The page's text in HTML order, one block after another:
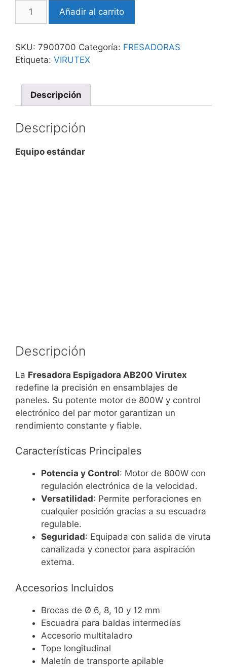
Espigadora
Virutex
cantidad
Añadir al carrito
SKU: 7900700 Categoría: FRESADORAS
Etiqueta: VIRUTEX
Descripción
Descripción
Equipo estándar
Descripción
La Fresadora Espigadora AB200 Virutex
redefine la precisión en ensamblajes de
paneles. Su potente motor de 800W y control
electrónico del par motor garantizan un
rendimiento constante y fiable.
Características Principales
Potencia y Control: Motor de 800W con
regulación electrónica de la velocidad.
Versatilidad: Permite perforaciones en
cualquier posición gracias a su escuadra
regulable.
Seguridad: Equipada con salida de viruta
canalizada y conector para aspiración
externa.
Accesorios Incluidos
Brocas de Ø 6, 8, 10 y 12 mm
Escuadra para baldas intermedias
Accesorio multitaladro
Tope longitudinal
Maletín de transporte apilable